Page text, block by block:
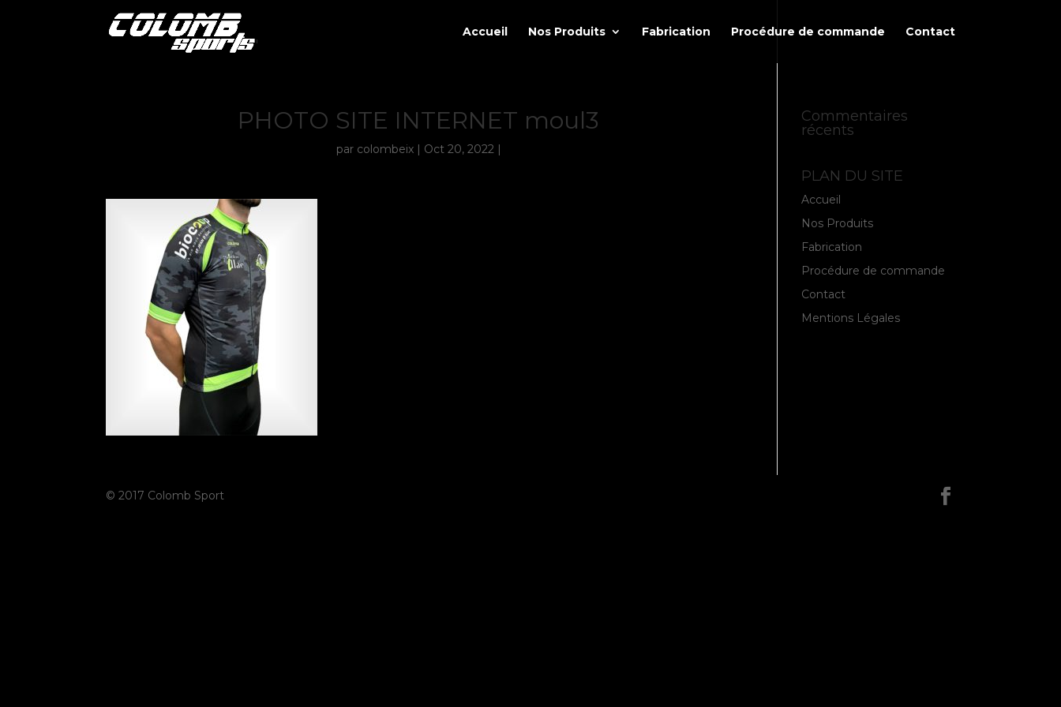
Accueil Nos Produits Fabrication Procédure de commande Contact
PHOTO SITE INTERNET moul3
par colombeix| Oct 20, 2022|
Commentaires
récents
PLAN DU SITE
Accueil
Nos Produits
Fabrication
Procédure de commande
Contact
Mentions Légales
© 2017 Colomb Sport